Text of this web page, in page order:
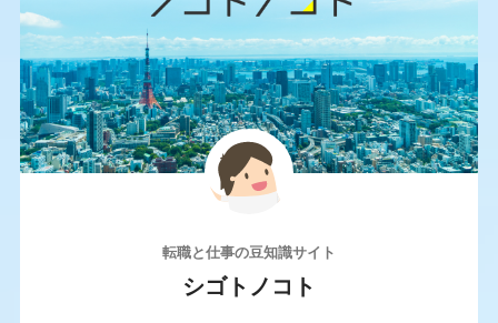
転職と仕事の豆知識サイト
シゴトノコト